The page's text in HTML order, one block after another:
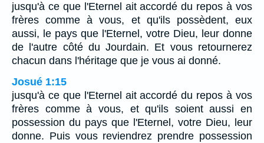
jusqu'à ce que l'Eternel ait accordé du repos à vos
frères comme à vous, et qu'ils possèdent, eux
aussi, le pays que l'Eternel, votre Dieu, leur donne
de l'autre côté du Jourdain. Et vous retournerez
chacun dans l'héritage que je vous ai donné.
Josué 1:15
jusqu'à ce que l'Eternel ait accordé du repos à vos
frères comme à vous, et qu'ils soient aussi en
possession du pays que l'Eternel, votre Dieu, leur
donne. Puis vous reviendrez prendre possession